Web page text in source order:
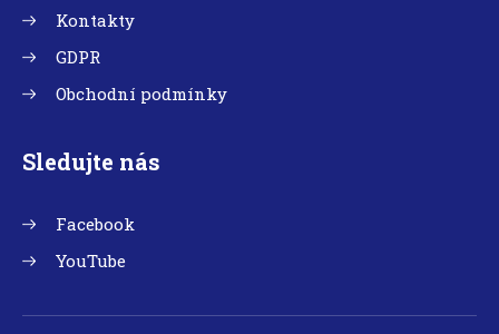
Kontakty
GDPR
Obchodní podmínky
Sledujte nás
Facebook
YouTube